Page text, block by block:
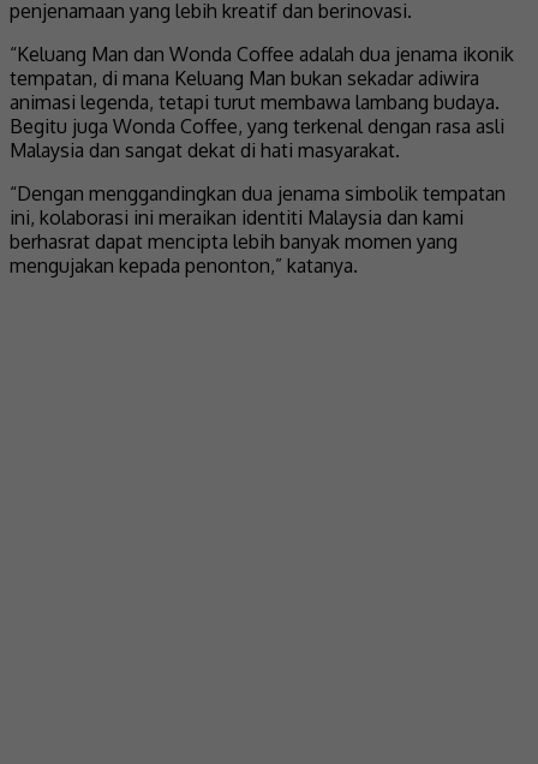
penjenamaan yang lebih kreatif dan berinovasi.
“Keluang Man dan Wonda Coffee adalah dua jenama ikonik
tempatan, di mana Keluang Man bukan sekadar adiwira
animasi legenda, tetapi turut membawa lambang budaya.
Begitu juga Wonda Coffee, yang terkenal dengan rasa asli
Malaysia dan sangat dekat di hati masyarakat.
“Dengan menggandingkan dua jenama simbolik tempatan
ini, kolaborasi ini meraikan identiti Malaysia dan kami
berhasrat dapat mencipta lebih banyak momen yang
mengujakan kepada penonton,” katanya.